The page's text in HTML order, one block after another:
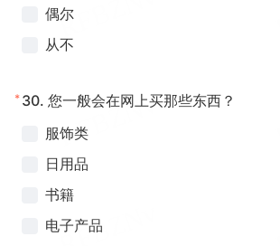
偶尔
从不
* 30. 您一般会在网上买那些东西？
服饰类
日用品
书籍
电子产品